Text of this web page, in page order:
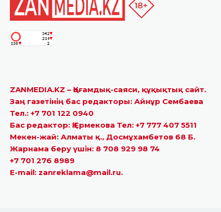
ZANMEDIA.KZ – Қоғамдық-саяси, құқықтық сайт.
Заң газетінің бас редакторы: Айнұр Сембаева
Тел.: +7 701 122 0940
Бас редактор: Қ.Ермекова Тел: +7 777 407 5511
Мекен-жай: Алматы қ., Досмұхамбетов 68 Б.
Жарнама беру үшін: 8 708 929 98 74
+7 701 276 8989
E-mail: zanreklama@mail.ru.